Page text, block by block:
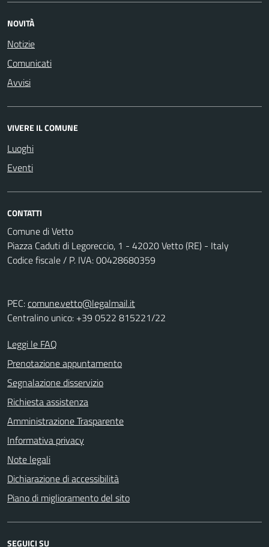
NOVITÀ
Notizie
Comunicati
Avvisi
VIVERE IL COMUNE
Luoghi
Eventi
CONTATTI
Comune di Vetto
Piazza Caduti di Legoreccio, 1 - 42020 Vetto (RE) - Italy
Codice fiscale / P. IVA: 00428680359
PEC:comune.vetto@legalmail.it
Centralino unico: +39 0522 815221/22
Leggi le FAQ
Prenotazione appuntamento
Segnalazione disservizio
Richiesta assistenza
Amministrazione Trasparente
Informativa privacy
Note legali
Dichiarazione di accessibilità
Piano di miglioramento del sito
SEGUICI SU